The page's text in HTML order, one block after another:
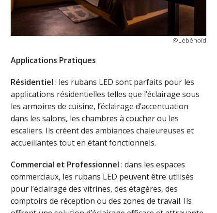
@Lébénoïd
Applications Pratiques
Résidentiel : les rubans LED sont parfaits pour les
applications résidentielles telles que l’éclairage sous
les armoires de cuisine, l’éclairage d’accentuation
dans les salons, les chambres à coucher ou les
escaliers. Ils créent des ambiances chaleureuses et
accueillantes tout en étant fonctionnels.
Commercial et Professionnel : dans les espaces
commerciaux, les rubans LED peuvent être utilisés
pour l’éclairage des vitrines, des étagères, des
comptoirs de réception ou des zones de travail. Ils